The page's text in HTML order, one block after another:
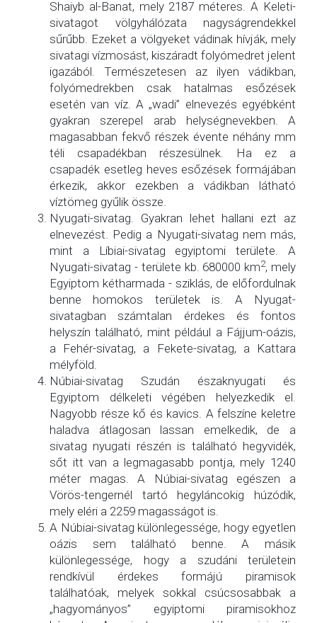
Shaiyb al-Banat, mely 2187 méteres. A Keleti-
sivatagot völgyhálózata nagyságrendekkel
sűrűbb. Ezeket a völgyeket vádinak hívják, mely
sivatagi vízmosást, kiszáradt folyómedret jelent
igazából. Természetesen az ilyen vádikban,
folyómedrekben csak hatalmas esőzések
esetén van víz. A „wadi” elnevezés egyébként
gyakran szerepel arab helységnevekben. A
magasabban fekvő részek évente néhány mm
téli csapadékban részesülnek. Ha ez a
csapadék esetleg heves esőzések formájában
érkezik, akkor ezekben a vádikban látható
víztömeg gyűlik össze.
Nyugati-sivatag. Gyakran lehet hallani ezt az
elnevezést. Pedig a Nyugati-sivatag nem más,
mint a Líbiai-sivatag egyiptomi területe. A
Nyugati-sivatag - területe kb. 680000 km2, mely
Egyiptom kétharmada - sziklás, de előfordulnak
benne homokos területek is. A Nyugat-
sivatagban számtalan érdekes és fontos
helyszín található, mint például a Fájjum-oázis,
a Fehér-sivatag, a Fekete-sivatag, a Kattara
mélyföld.
Núbiai-sivatag Szudán északnyugati és
Egyiptom délkeleti végében helyezkedik el.
Nagyobb része kő és kavics. A felszíne keletre
haladva átlagosan lassan emelkedik, de a
sivatag nyugati részén is található hegyvidék,
sőt itt van a legmagasabb pontja, mely 1240
méter magas. A Núbiai-sivatag egészen a
Vörös-tengernél tartó hegyláncokig húzódik,
mely eléri a 2259 magasságot is.
A Núbiai-sivatag különlegessége, hogy egyetlen
oázis sem található benne. A másik
különlegessége, hogy a szudáni területein
rendkívül érdekes formájú piramisok
találhatóak, melyek sokkal csúcsosabbak a
„hagyományos” egyiptomi piramisokhoz